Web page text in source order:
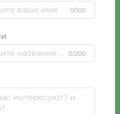
0/100
0/200